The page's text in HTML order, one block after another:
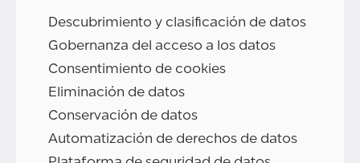
Descubrimiento y clasificación de datos
Gobernanza del acceso a los datos
Consentimiento de cookies
Eliminación de datos
Conservación de datos
Automatización de derechos de datos